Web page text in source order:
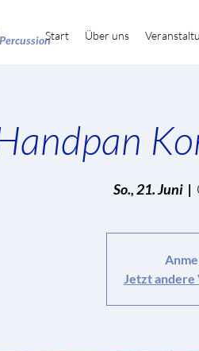
Start Über uns
So., 21. Juni
  |
Jetzt andere